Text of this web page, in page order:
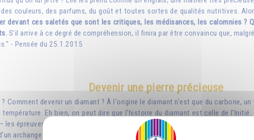
couleurs, des parfums, du goût et toutes sortes de qualités nutritives.
devant ces saletés que sont les critiques, les médisances, les calomnies ?
S'il arrive à ce degré de compréhension, il finira par être convaincu que,
- Pensée du 25.1.2015
Devenir une pierre précieuse
Comment devenir un diamant ? À l'origine le diamant n'est que du carbone,
Eh bien, on peut dire que l'histoire du diamant est celle de
les épreuves – et à la grande température qu'il a fait naître en lui – son
archange ou d'une divinité." - Pensée du 25.4.2021